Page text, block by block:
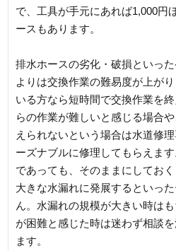
で、工具が手元にあれば1,000円
ースもあります。
排水ホースの劣化・破損といっ
よりは交換作業の難易度が上が
いる方なら短時間で交換作業を
らの作業が難しいと感じる場合
えられないという場合は水道修
ーズナブルに修理してもらえま
であっても、そのままにしてお
大きな水漏れに発展するといっ
ん。水漏れの規模が大きい時は
が困難と感じた時は迷わず相談
ます。